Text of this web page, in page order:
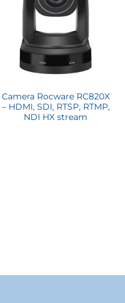
Camera Rocware RC820X
– HDMI, SDI, RTSP, RTMP,
NDI HX stream